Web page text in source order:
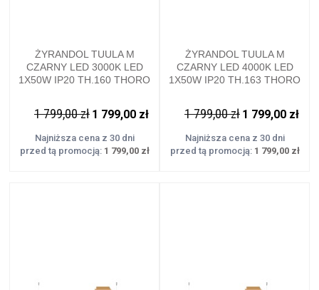
ŻYRANDOL TUULA M
CZARNY LED 3000K LED
1X50W IP20 TH.160 THORO
1 799,00 zł 1 799,00 zł
Najniższa cena z 30 dni
przed tą promocją: 1 799,00 zł
ŻYRANDOL TUULA M
CZARNY LED 4000K LED
1X50W IP20 TH.163 THORO
1 799,00 zł 1 799,00 zł
Najniższa cena z 30 dni
przed tą promocją: 1 799,00 zł